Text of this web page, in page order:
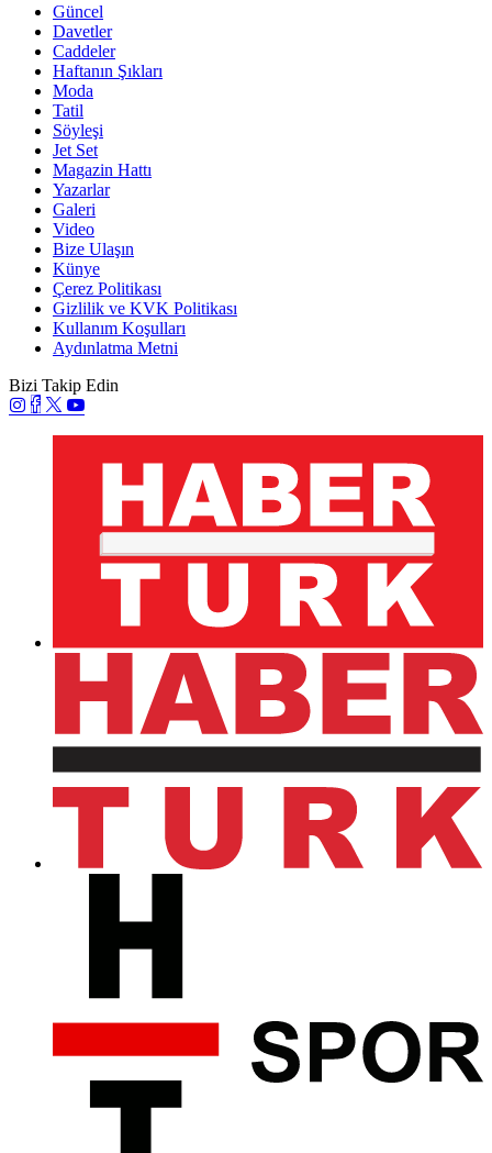
Güncel
Davetler
Caddeler
Haftanın Şıkları
Moda
Tatil
Söyleşi
Jet Set
Magazin Hattı
Yazarlar
Galeri
Video
Bize Ulaşın
Künye
Çerez Politikası
Gizlilik ve KVK Politikası
Kullanım Koşulları
Aydınlatma Metni
Bizi Takip Edin